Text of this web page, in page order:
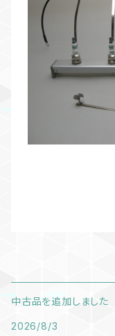
中古品を追加しました
2026/8/3